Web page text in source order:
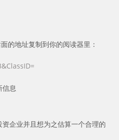
的地址复制到你的阅读器里：
信息
企业并且想为之估算一个合理的